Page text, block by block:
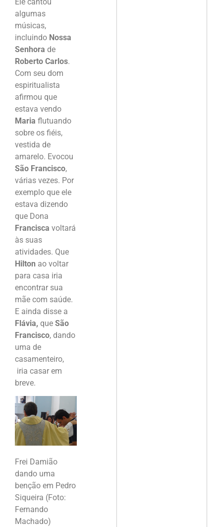
algumas
músicas,
incluindo Nossa
Senhora de
Roberto Carlos.
Com seu dom
espiritualista
afirmou que
estava vendo
Maria flutuando
sobre os fiéis,
vestida de
amarelo. Evocou
São Francisco,
várias vezes. Por
exemplo que ele
estava dizendo
que Dona
Francisca voltará
às suas
atividades. Que
Hilton ao voltar
para casa iria
encontrar sua
mãe com saúde.
E ainda disse a
Flávia, que São
Francisco, dando
uma de
casamenteiro,
iria casar em
breve.
Frei Damião
dando uma
benção em Pedro
Siqueira (Foto:
Fernando
Machado)